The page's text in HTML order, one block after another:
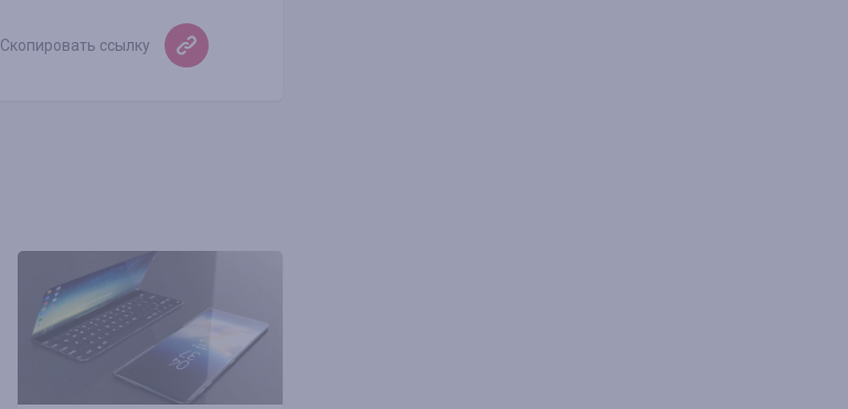
Скопировать ссылку